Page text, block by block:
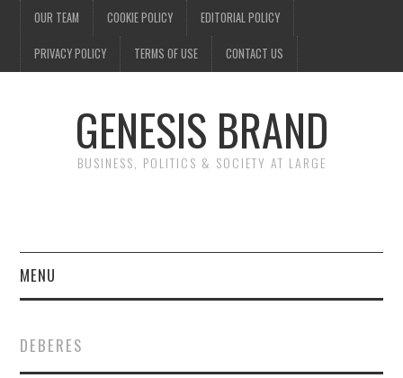
OUR TEAM COOKIE POLICY EDITORIAL POLICY
PRIVACY POLICY TERMS OF USE CONTACT US
GENESIS BRAND
BUSINESS, POLITICS & SOCIETY AT LARGE
MENU
FINANCE
DEBERES